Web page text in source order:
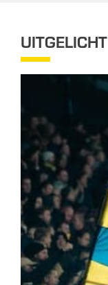
UITGELICHT